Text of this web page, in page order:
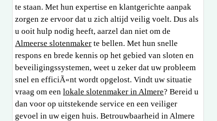
te staan. Met hun expertise en klantgerichte aanpak
zorgen ze ervoor dat u zich altijd veilig voelt. Dus als
u ooit hulp nodig heeft, aarzel dan niet om de
Almeerse slotenmaker te bellen. Met hun snelle
respons en brede kennis op het gebied van sloten en
beveiligingssystemen, weet u zeker dat uw probleem
snel en efficiÃ«nt wordt opgelost. Vindt uw situatie
vraag om een lokale slotenmaker in Almere? Bereid u
dan voor op uitstekende service en een veiliger
gevoel in uw eigen huis. Betrouwbaarheid in Almere